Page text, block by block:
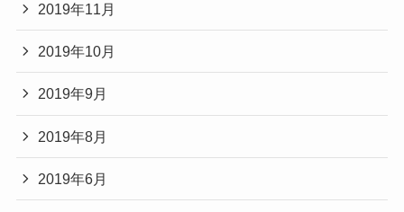
2019年11月
2019年10月
2019年9月
2019年8月
2019年6月